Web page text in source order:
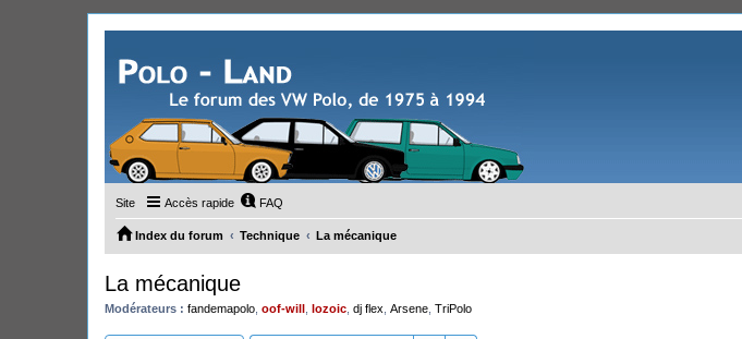
Site Accès rapide FAQ
Index du forum Technique La mécanique
La mécanique
Modérateurs : fandemapolo oof-will lozoic dj flex Arsene TriPolo